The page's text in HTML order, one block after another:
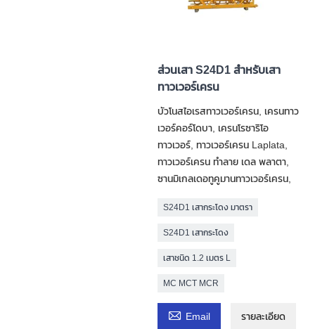
ส่วนเสา S24D1 สำหรับเสา
ทาวเวอร์เครน
บัวโนสไอเรสทาวเวอร์เครน, เครนทาว
เวอร์คอร์โดบา, เครนโรซาริโอ
ทาวเวอร์, ทาวเวอร์เครน Laplata,
ทาวเวอร์เครน ทำลาย เดล พลาตา,
ซานมิเกลเดอทูคูมานทาวเวอร์เครน,
S24D1 เสากระโดง มาตรา
S24D1 เสากระโดง
เสาชนิด 1.2 เมตร L
MC MCT MCR
 Email รายละเอียด